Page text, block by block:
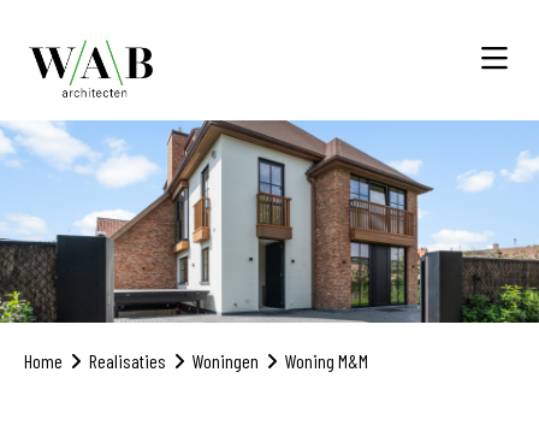
Home Realisaties Woningen Woning M&M